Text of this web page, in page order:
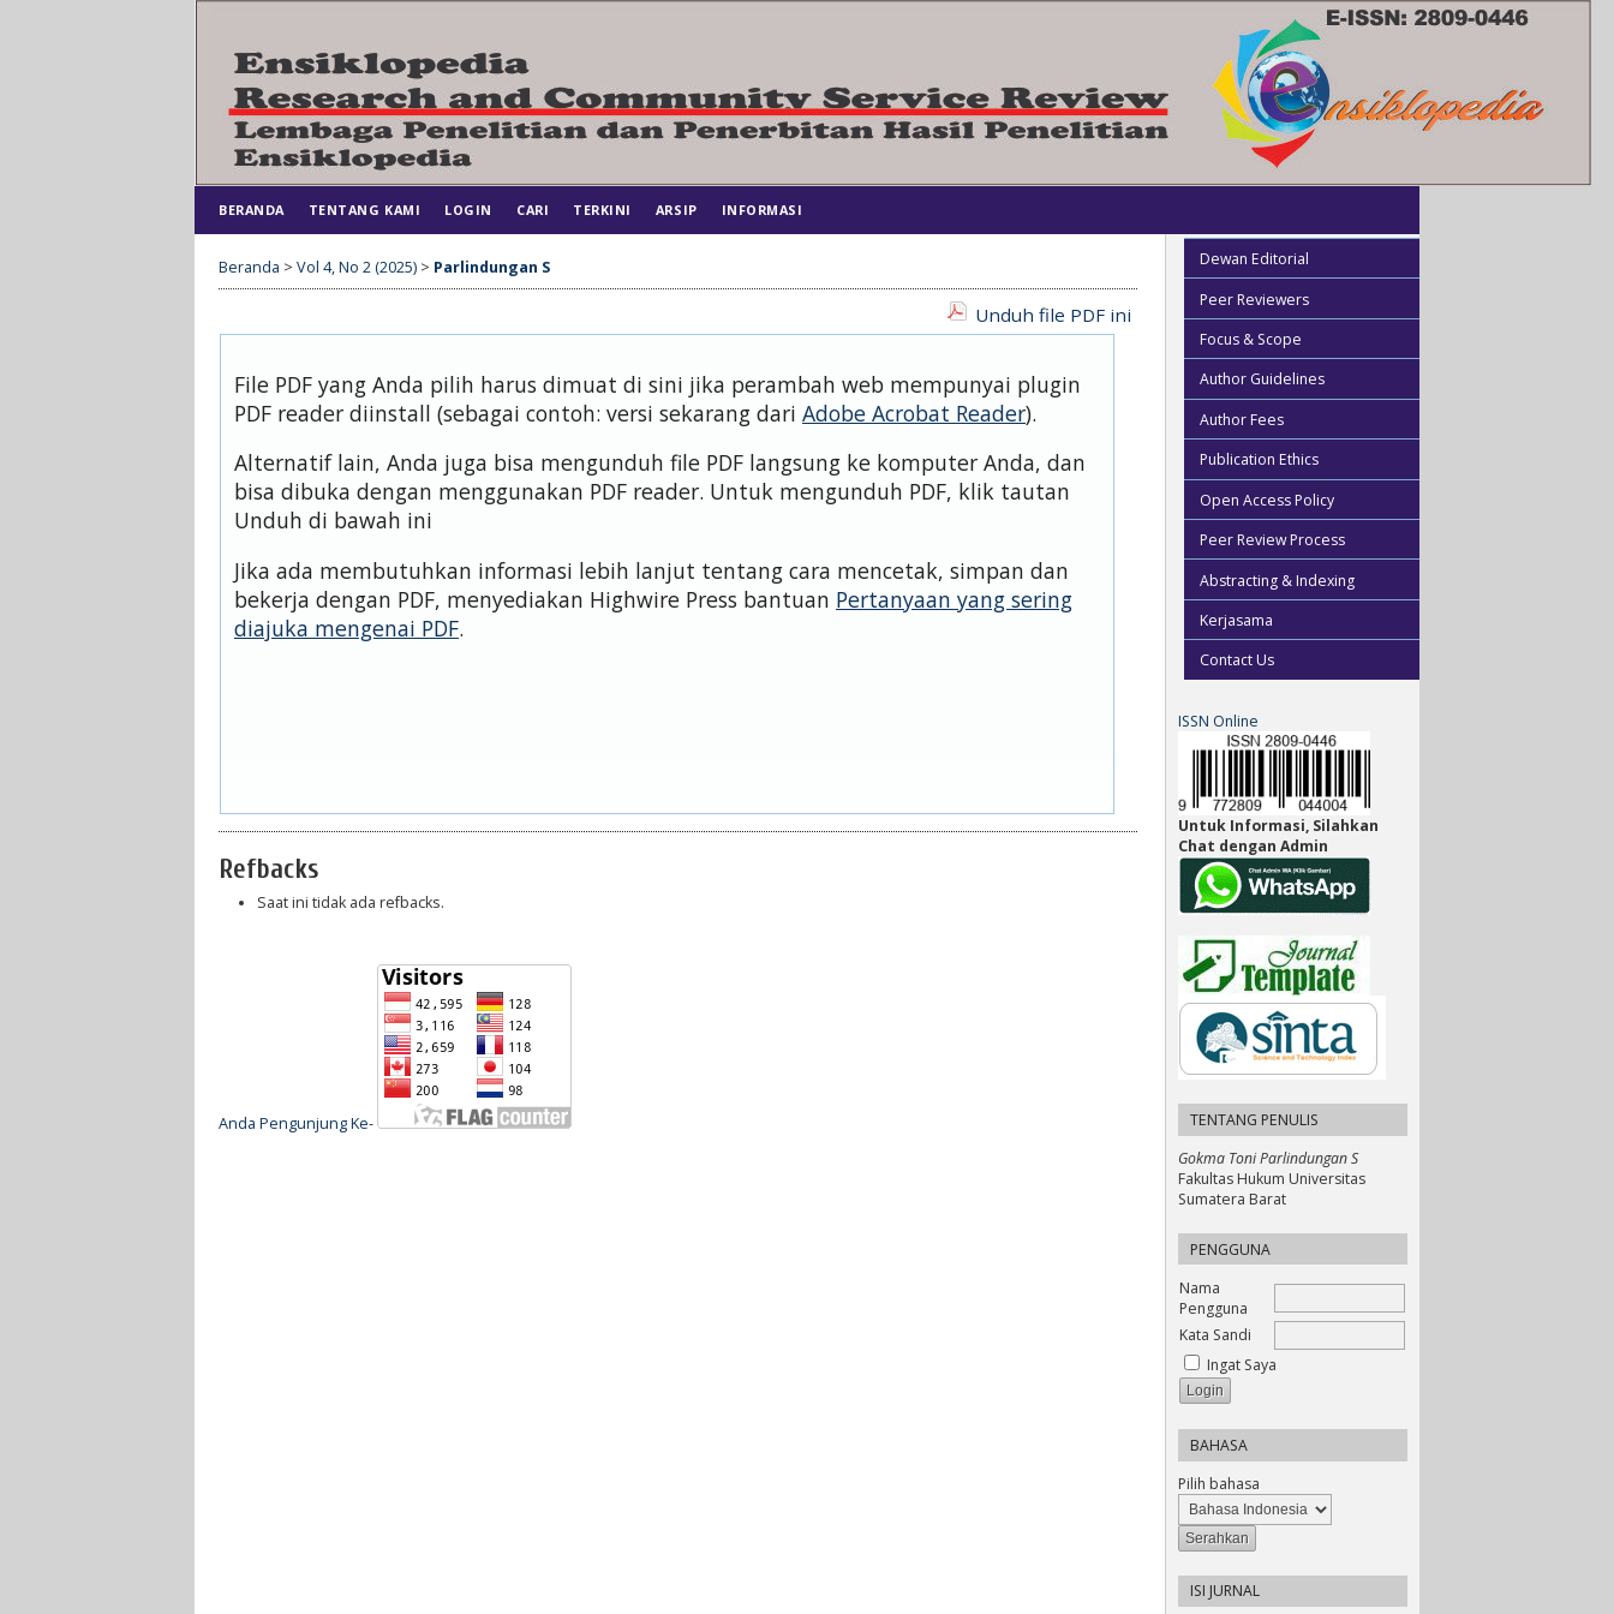
Dewan Editorial
Peer Reviewers
Focus & Scope
Author Guidelines
Author Fees
Publication Ethics
Open Access Policy
Peer Review Process
Abstracting & Indexing
Kerjasama
Contact Us
ISSN Online
Untuk Informasi, Silahkan
Chat dengan Admin
TENTANG PENULIS
Gokma Toni Parlindungan S
Fakultas Hukum Universitas
Sumatera Barat
PENGGUNA
Nama
Pengguna
Kata Sandi
Ingat Saya
BAHASA
Pilih bahasa
ISI JURNAL
BERANDA TENTANG KAMI LOGIN CARI TERKINI ARSIP INFORMASI
Beranda > Vol 4, No 2 (2025) > Parlindungan S
Unduh file PDF ini
File PDF yang Anda pilih harus dimuat di sini jika perambah web mempunyai plugin
PDF reader diinstall (sebagai contoh: versi sekarang dari Adobe Acrobat Reader).
Alternatif lain, Anda juga bisa mengunduh file PDF langsung ke komputer Anda, dan
bisa dibuka dengan menggunakan PDF reader. Untuk mengunduh PDF, klik tautan
Unduh di bawah ini
Jika ada membutuhkan informasi lebih lanjut tentang cara mencetak, simpan dan
bekerja dengan PDF, menyediakan Highwire Press bantuan Pertanyaan yang sering
diajuka mengenai PDF.
Refbacks
Saat ini tidak ada refbacks.
Anda Pengunjung Ke-